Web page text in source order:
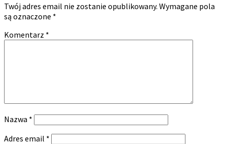
Twój adres email nie zostanie opublikowany. Wymagane pola
są oznaczone *
Komentarz *
Nazwa *
Adres email *